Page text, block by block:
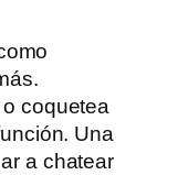
coquetea
Una
a chatear